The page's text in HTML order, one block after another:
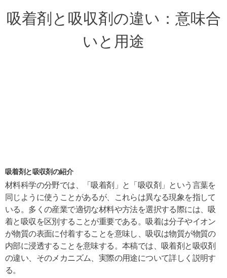
吸着剤と吸収剤の違い：意味合
いと用途
吸着剤と吸収剤の紹介
材料科学の分野では、「吸着剤」と「吸収剤」という言葉を
同じように使うことがあるが、これらは異なる現象を指して
いる。多くの産業で適切な材料や方法を選択する際には、吸
着と吸収を区別することが重要である。吸着は分子やイオン
が物質の表面に付着することを意味し、吸収は物質が物質の
内部に浸透することを意味する。本稿では、吸着剤と吸収剤
の違い、そのメカニズム、実際の用途について詳しく説明す
る。